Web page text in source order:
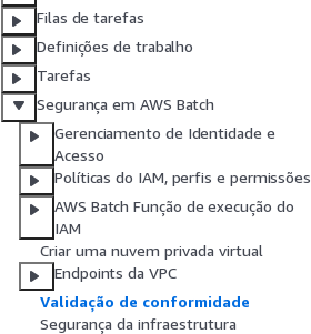
Filas de tarefas
Definições de trabalho
Tarefas
Segurança em AWS Batch
Gerenciamento de Identidade e
Acesso
Políticas do IAM, perfis e permissões
AWS Batch Função de execução do
IAM
Criar uma nuvem privada virtual
Endpoints da VPC
Validação de conformidade
Segurança da infraestrutura